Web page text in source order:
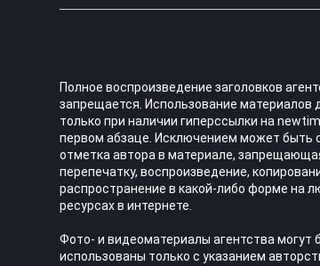
Полное воспроизведение заголовков
запрещается. Использование материалов
только при наличии гиперссылки на
первом абзаце. Исключением может быть
отметка автора в материале,
перепечатку, воспроизведение,
распространение в какой-либо форме на
ресурсах в интернете.
Фото- и видеоматериалы агентства могут
использованы только с указанием